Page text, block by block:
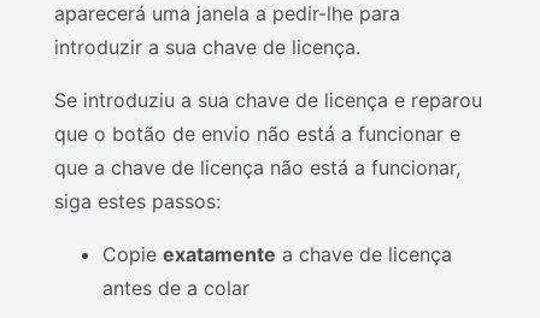
aparecerá uma janela a pedir-lhe para
introduzir a sua chave de licença.
Se introduziu a sua chave de licença e reparou
que o botão de envio não está a funcionar e
que a chave de licença não está a funcionar,
siga estes passos:
Copie exatamente a chave de licença
antes de a colar